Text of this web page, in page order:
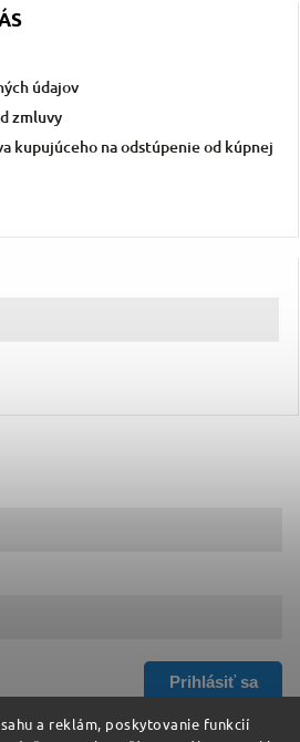
a reklám, poskytovanie funkcií
údajov
zmluvy
kupujúceho na odstúpenie od kúpnej
Prihlásiť sa